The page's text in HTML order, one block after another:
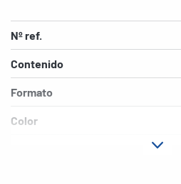
Nº ref.
Contenido
Formato
Color